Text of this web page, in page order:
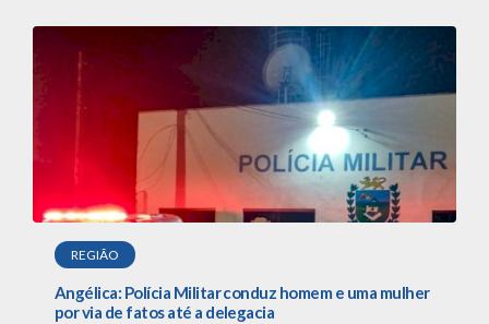
REGIÃO
Angélica: Polícia Militar conduz homem e uma mulher
por via de fatos até a delegacia